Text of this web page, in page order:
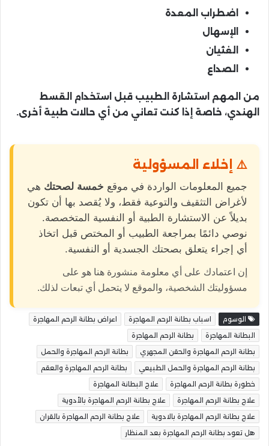
اضطراب المعدة
الإسهال
الغثيان
الصداع
من المهم استشارة الطبيب قبل استخدام القسط
الهندي، خاصة إذا كنت تعاني من أي حالات طبية أخرى.
⚠️ إخلاء المسؤولية
جميع المعلومات الواردة في موقع خمسة لصحتك هي
لأغراض التثقيف والتوعية فقط، ولا يُقصد بها أن تكون
بديلاً عن الاستشارة الطبية أو النفسية المتخصصة.
نوصي دائمًا بمراجعة الطبيب أو المختص قبل اتخاذ
أي إجراء يتعلق بصحتك الجسدية أو النفسية.
إن اعتمادك على أي معلومة منشورة هنا هو على
مسؤوليتك الشخصية، والموقع لا يتحمل أي تبعات لذلك.
الوسوم اسباب بطانة الرحم المهاجرة
اعراض بطانة الرحم المهاجرة
البطانة المهاجرة
بطانة الرحم المهاجرة
بطانة الرحم المهاجرة والحقن المجهري
بطانة الرحم المهاجرة والحمل
بطانة الرحم المهاجرة والحمل الطبيعي
بطانة الرحم المهاجرة والعقم
خطورة بطانة الرحم المهاجرة
علاج البطانة المهاجرة
علاج بطانة الرحم المهاجرة
علاج بطانة الرحم المهاجرة بالأدوية
علاج بطانة الرحم المهاجرة بالادوية
علاج بطانة الرحم المهاجرة بالقران
هل تعود بطانة الرحم المهاجرة بعد المنظار